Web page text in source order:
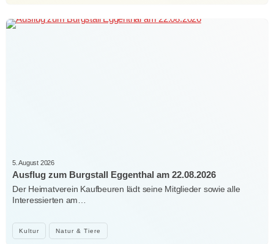
Kultur Natur & Tiere
5. August 2026
Ausflug zum Burgstall Eggenthal am 22.08.2026
Der Heimatverein Kaufbeuren lädt seine Mitglieder sowie alle
Interessierten am…